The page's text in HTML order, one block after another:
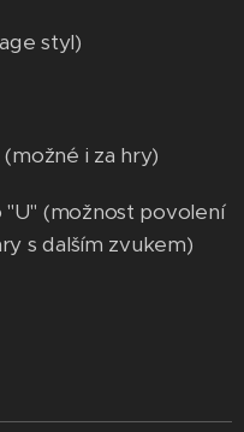
styl)
i za hry)
"U" (možnost povolení
s dalším zvukem)